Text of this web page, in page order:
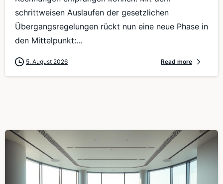
schrittweisen Auslaufen der gesetzlichen
Übergangsregelungen rückt nun eine neue Phase in
den Mittelpunkt:...
5. August 2026 Read more